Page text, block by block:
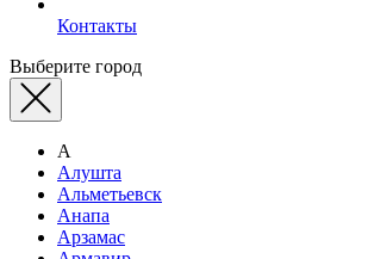
Контакты
Выберите город
А
Алушта
Альметьевск
Анапа
Арзамас